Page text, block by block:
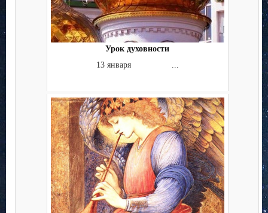
Урок духовности
13 января ...